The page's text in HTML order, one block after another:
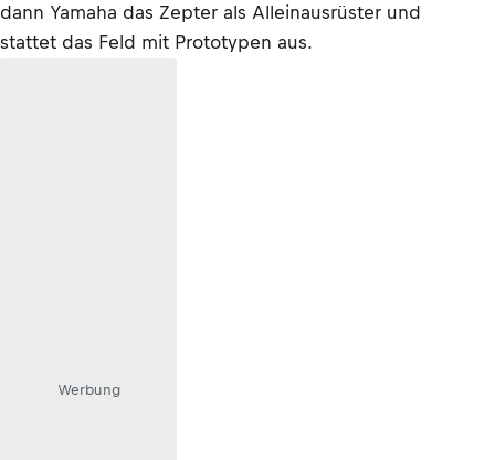
dann Yamaha das Zepter als Alleinausrüster und
stattet das Feld mit Prototypen aus.
Werbung